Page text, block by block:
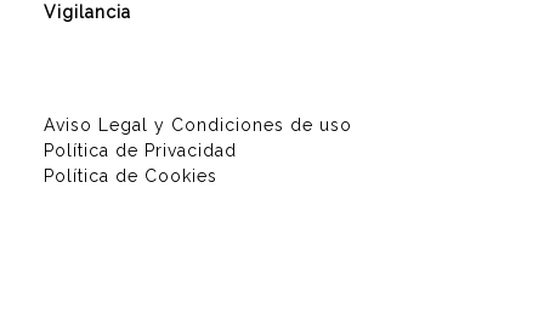
Vigilancia
Aviso Legal y Condiciones de uso
Política de Privacidad
Política de Cookies